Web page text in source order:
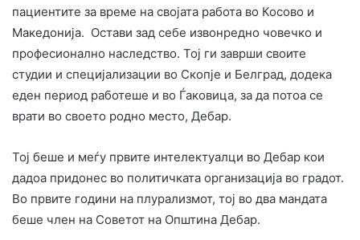
пациентите за време на својата работа во Косово и
Македонија. Остави зад себе извонредно човечко и
професионално наследство. Тој ги заврши своите
студии и специјализации во Скопје и Белград, додека
еден период работеше и во Ѓаковица, за да потоа се
врати во своето родно место, Дебар.
Тој беше и меѓу првите интелектуалци во Дебар кои
дадоа придонес во политичката организација во градот.
Во првите години на плурализмот, тој во два мандата
беше член на Советот на Општина Дебар.